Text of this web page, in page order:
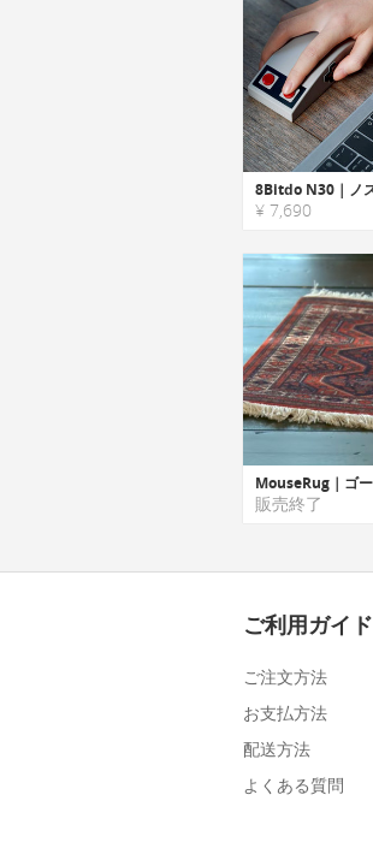
¥ 7,690
販売終了
ご利用ガイド
ご注文方法
お支払方法
配送方法
よくある質問